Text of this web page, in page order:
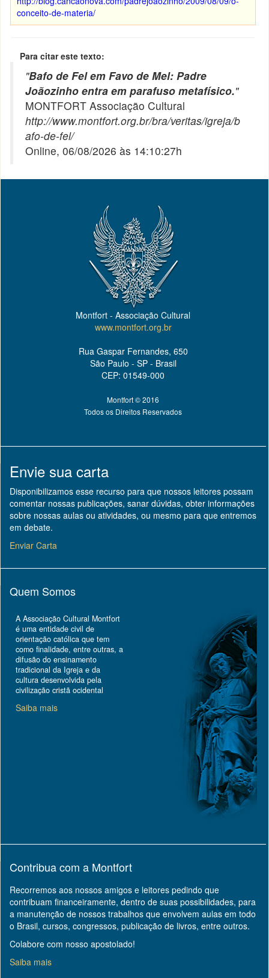
conceito-de-materia/
Para citar este texto:
"Bafo de Fel em Favo de Mel: Padre
Joãozinho entra em parafuso metafísico."
MONTFORT Associação Cultural
http://www.montfort.org.br/bra/veritas/igreja/b
afo-de-fel/
Online, 06/08/2026 às 14:10:27h
Montfort - Associação Cultural
www.montfort.org.br
Rua Gaspar Fernandes, 650
São Paulo - SP - Brasil
CEP: 01549-000
Montfort © 2016
Todos os Direitos Reservados
Envie sua carta
Disponibilizamos esse recurso para que nossos leitores possam
comentar nossas publicações, sanar dúvidas, obter informações
sobre nossas aulas ou atividades, ou mesmo para que entremos
em debate.
Enviar Carta
Quem Somos
A Associação Cultural Montfort
é uma entidade civil de
orientação católica que tem
como finalidade, entre outras, a
difusão do ensinamento
tradicional da Igreja e da
cultura desenvolvida pela
civilização cristã ocidental
Saiba mais
Contribua com a Montfort
Recorremos aos nossos amigos e leitores pedindo que
contribuam financeiramente, dentro de suas possibilidades, para
a manutenção de nossos trabalhos que envolvem aulas em todo
o Brasil, cursos, congressos, publicação de livros, entre outros.
Colabore com nosso apostolado!
Saiba mais